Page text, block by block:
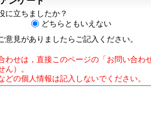
に立ちましたか？
どちらともいえない
意見がありましたらご記入ください。
わせは，直接このページの「お問い合
ん）。
どの個人情報は記入しないでください。